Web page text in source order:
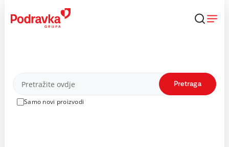
content
Proizvodi
Samo novi proizvodi
Pretraga